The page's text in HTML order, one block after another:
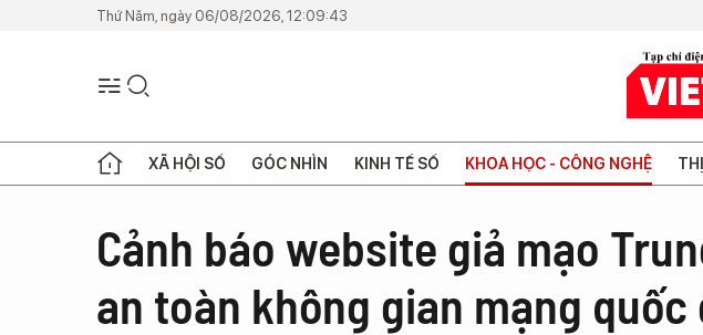
Thứ Năm, ngày 06/08/2026, 12:09:43
XÃ HỘI SỐ GÓC NHÌN KINH TẾ SỐ KHOA HỌC - CÔNG NGHỆ
Cảnh báo website giả mạo
an toàn không gian mạng quốc